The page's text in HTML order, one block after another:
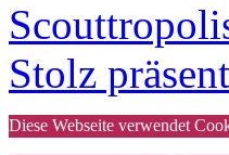
Stolz
Diese Webseite verwendet